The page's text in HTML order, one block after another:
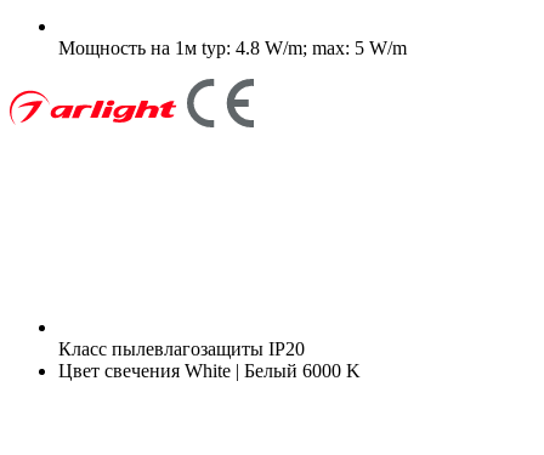
Мощность на 1м typ: 4.8 W/m; max: 5 W/m
Класс пылевлагозащиты IP20
Цвет свечения White | Белый 6000 K